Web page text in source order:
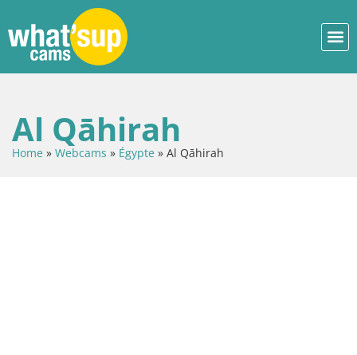
Al Qāhirah
Home » Webcams » Égypte » Al Qāhirah